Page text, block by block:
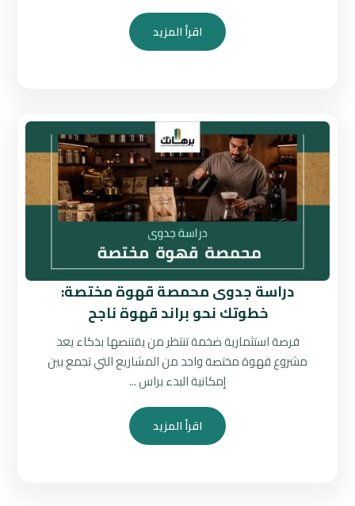
اقرأ المزيد
دراسة جدوى محمصة قهوة مختصة:
خطوتك نحو براند قهوة ناجح
فرصة استثمارية ضخمة تنتظر من يقتنصها بذكاء يعد
مشروع قهوة مختصة واحد من المشاريع التي تجمع بين
إمكانية البدء براس ...
اقرأ المزيد